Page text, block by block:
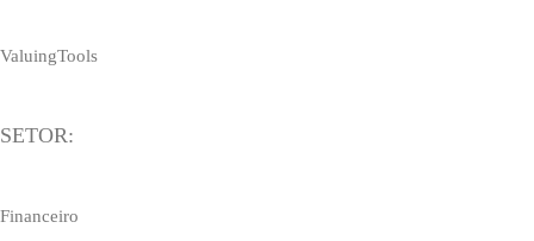
ValuingTools
SETOR:
Financeiro